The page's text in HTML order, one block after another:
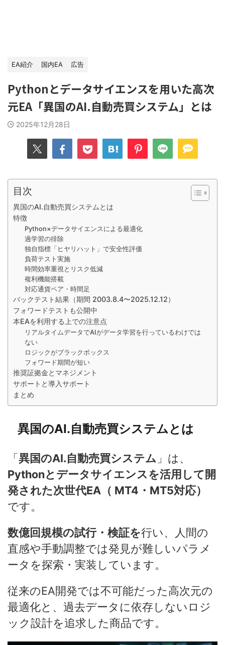
EA紹介 国内EA 広告
Pythonとデータサイエンスを用いた高次
元EA「異国のAI.自動売買システム」とは
2025年12月28日
目次
異国のAI.自動売買システムとは
特徴
Python×データサイエンスによる最適化
過学習の排除
独自指標「ヒヤリハット」で安全性評価
負荷テスト実施
時間効率重視とリスク低減
複利機能搭載
対応通貨ペア・時間足
バックテスト結果（期間 2003.8.4〜2025.12.12）
フォワードテストも公開中
本EAを利用する上での注意点
リアルタイムデータでAIがデータ学習を行っているわけでは
ない
ロジックがブラックボックス
フォワード期間が短い
推奨証拠金とマネジメント
サポートと導入サポート
まとめ
異国のAI.自動売買システムとは
「異国のAI.自動売買システム 」は、
Pythonとデータサイエンスを活用して開
発された次世代EA（ MT4・MT5対応）
です。
数億回規模の試行・検証を行い、人間の
直感や手動調整では発見が難しいパラメ
ータを探索・実装しています。
従来のEA開発では不可能だった高次元の
最適化と、過去データに依存しないロジ
ック設計を追求した商品です。